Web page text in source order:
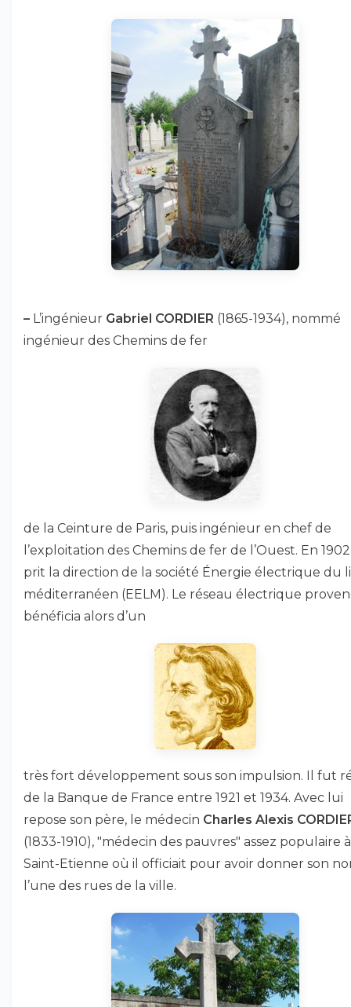
– L’ingénieur Gabriel CORDIER (1865-1934), nommé
ingénieur des Chemins de fer
de la Ceinture de Paris, puis ingénieur en chef de
l’exploitation des Chemins de fer de l’Ouest. En
prit la direction de la société Énergie électrique du
méditerranéen (EELM). Le réseau électrique
bénéficia alors d’un
très fort développement sous son impulsion. Il fut
de la Banque de France entre 1921 et 1934. Avec lui
repose son père, le médecin Charles Alexis
(1833-1910), "médecin des pauvres" assez populaire à
Saint-Etienne où il officiait pour avoir donner son
l’une des rues de la ville.